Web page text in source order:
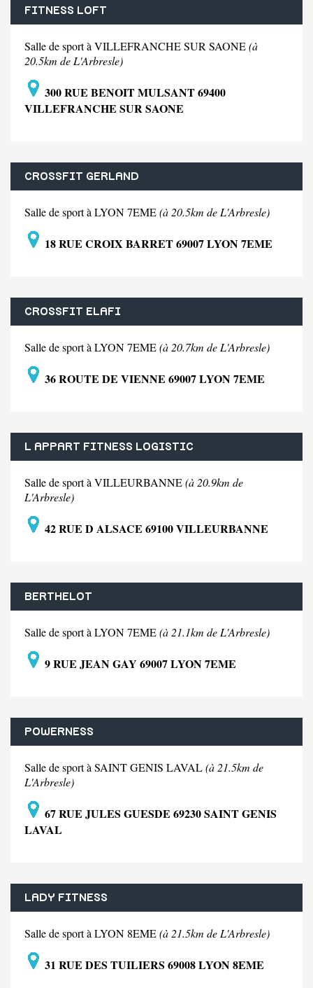
FITNESS LOFT
Salle de sport à VILLEFRANCHE SUR SAONE(à
20.5km de L'Arbresle)
300 RUE BENOIT MULSANT 69400
VILLEFRANCHE SUR SAONE
CROSSFIT GERLAND
Salle de sport à LYON 7EME(à 20.5km de L'Arbresle)
18 RUE CROIX BARRET 69007 LYON 7EME
CROSSFIT ELAFI
Salle de sport à LYON 7EME(à 20.7km de L'Arbresle)
36 ROUTE DE VIENNE 69007 LYON 7EME
L APPART FITNESS LOGISTIC
Salle de sport à VILLEURBANNE(à 20.9km de
L'Arbresle)
42 RUE D ALSACE 69100 VILLEURBANNE
BERTHELOT
Salle de sport à LYON 7EME(à 21.1km de L'Arbresle)
9 RUE JEAN GAY 69007 LYON 7EME
POWERNESS
Salle de sport à SAINT GENIS LAVAL(à 21.5km de
L'Arbresle)
67 RUE JULES GUESDE 69230 SAINT GENIS
LAVAL
LADY FITNESS
Salle de sport à LYON 8EME(à 21.5km de L'Arbresle)
31 RUE DES TUILIERS 69008 LYON 8EME